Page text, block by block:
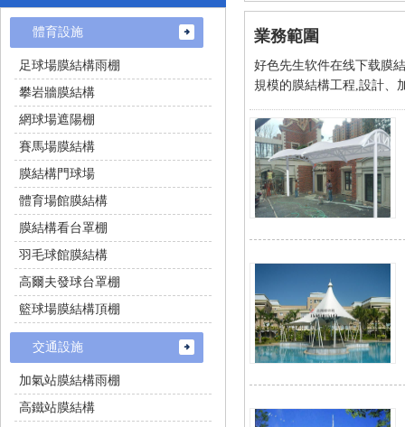
業務範圍
好色先生软件在线下载膜
規模的膜結構工程,設計
體育設施
足球場膜結構雨棚
攀岩牆膜結構
網球場遮陽棚
賽馬場膜結構
膜結構門球場
體育場館膜結構
膜結構看台罩棚
羽毛球館膜結構
高爾夫發球台罩棚
籃球場膜結構頂棚
交通設施
加氣站膜結構雨棚
高鐵站膜結構